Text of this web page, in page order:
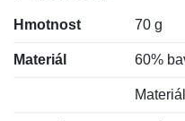
Hmotnost 70 g
Materiál 60%